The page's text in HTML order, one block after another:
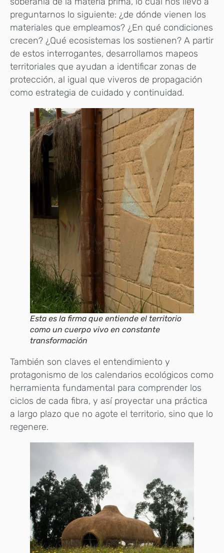
preguntarnos lo siguiente: ¿de dónde vienen los
materiales que empleamos? ¿En qué condiciones
crecen? ¿Qué ecosistemas los sostienen? A partir
de estos interrogantes, desarrollamos mapeos
territoriales que ayudan a identificar zonas de
protección, al igual que viveros de propagación
como estrategia de cuidado y continuidad.
Esta es la firma que entiende el territorio
como un cuerpo vivo en constante
transformación
También son claves el entendimiento y
protagonismo de los calendarios ecológicos como
herramienta fundamental para comprender los
ciclos de cada fibra, y así proyectar una práctica
a largo plazo que no agote el territorio, sino que lo
regenere.